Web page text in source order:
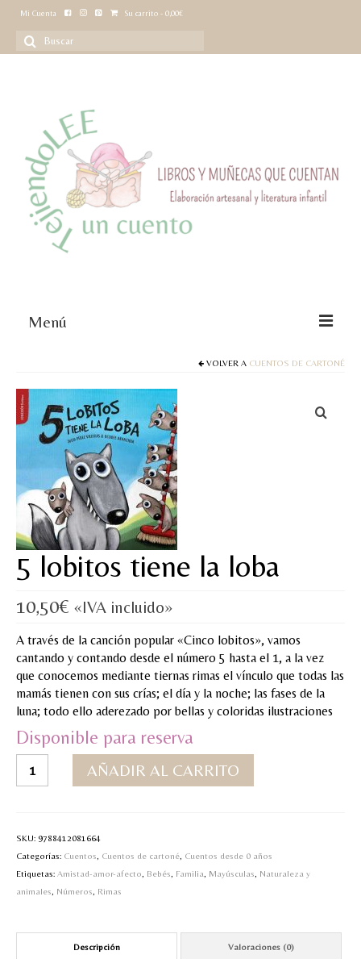
Mi Cuenta Su carrito - 0,00€
Buscar
por:
Menú
Juegos y puzles
Materiales de juego
Artesanía Waldorf
Hecho a mano
Tote bag
Papelería
TIENDA
¿QUIÉN SOY?
CREACIONES
BLOG
MI CUENTA
Valoraciones y opiniones de TejiendoLEE un
VOLVER A CUENTOS DE CARTONÉ
5 lobitos tiene la loba
10,50€ «IVA incluido»
A través de la canción popular «Cinco lobitos», vamos
cantando y contando desde el número 5 hasta el 1, a la vez
que conocemos mediante tiernas rimas el vínculo que todas las
mamás tienen con sus crías; el día y la noche; las fases de la
luna; todo ello aderezado por bellas y coloridas ilustraciones
Disponible para reserva
lobitos
loba
cantidad
AÑADIR AL CARRITO
SKU: 9788412081664
Categorías: Cuentos Cuentos de cartoné Cuentos desde 0 años
Etiquetas: Amistad-amor-afecto Bebés Familia Mayúsculas
Naturaleza y
animales
Números Rimas
Descripción Valoraciones (0)